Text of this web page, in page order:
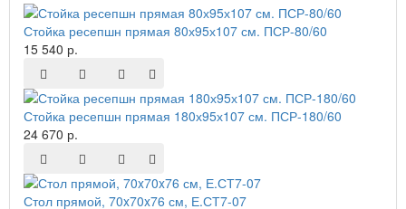
Стойка ресепшн прямая 80х95х107 см. ПСР-80/60
15 540 р.
Стойка ресепшн прямая 180х95х107 см. ПСР-180/60
24 670 р.
Стол прямой, 70x70x76 см, Е.СТ7-07